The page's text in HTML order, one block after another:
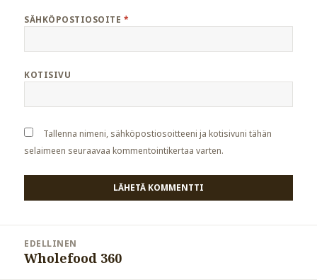
SÄHKÖPOSTIOSOITE *
KOTISIVU
Tallenna nimeni, sähköpostiosoitteeni ja kotisivuni tähän
selaimeen seuraavaa kommentointikertaa varten.
selaus
EDELLINEN
Edellinen
artikkeli:
Wholefood 360